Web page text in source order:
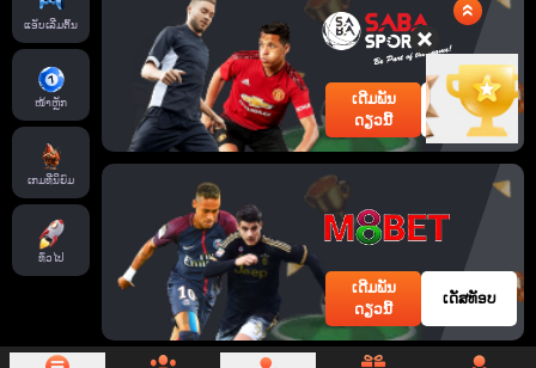
ແອັບເລີ່ມຕົ້ນ
ໜ້າຫຼັກ
ເກມທີ່ນິຍົມ
ທົ່ວໄປ
ເດີມພັນ
ດຽວນີ້
ເດັສທັອບ
ເດີມພັນ
ດຽວນີ້
ເດັສທັອບ